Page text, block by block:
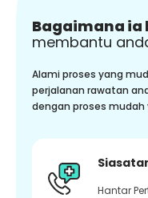
Bagaimana ia
membantu
Alami proses yang
perjalanan rawatan
dengan proses mudah
Hantar